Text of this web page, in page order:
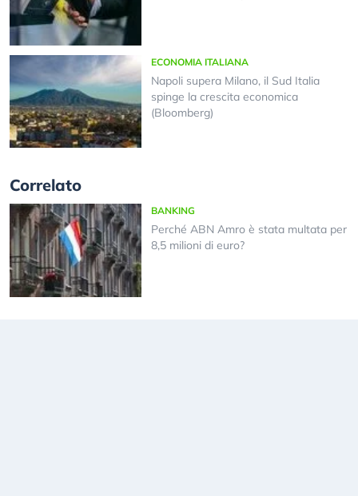
ECONOMIA ITALIANA
Napoli supera Milano, il Sud Italia
spinge la crescita economica
(Bloomberg)
Correlato
BANKING
Perché ABN Amro è stata multata per
8,5 milioni di euro?